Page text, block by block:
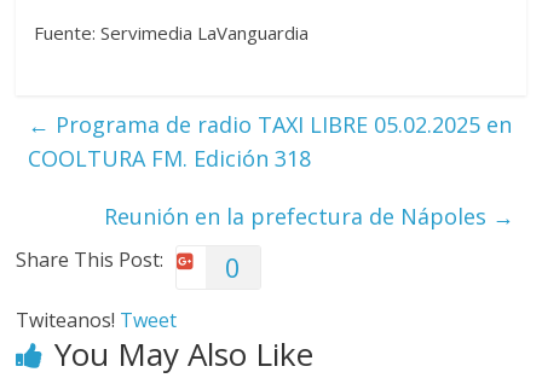
Fuente: Servimedia LaVanguardia
← Programa de radio TAXI LIBRE 05.02.2025 en
COOLTURA FM. Edición 318
Reunión en la prefectura de Nápoles →
Share This Post: 0
Twiteanos! Tweet
You May Also Like